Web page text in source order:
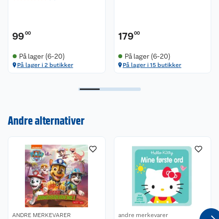
9900
På lager (6-20)
På lager i 2 butikker
17900
På lager (6-20)
På lager i 15 butikker
Andre alternativer
ANDRE MERKEVARER andre merkevarer
Nyheter
Våre butikker
Våre merkevarer
Coop kjeder
Angre- og returrett
Reklamasjon og garanti
Ofte stilte spørsmål
Betalingsalternativer